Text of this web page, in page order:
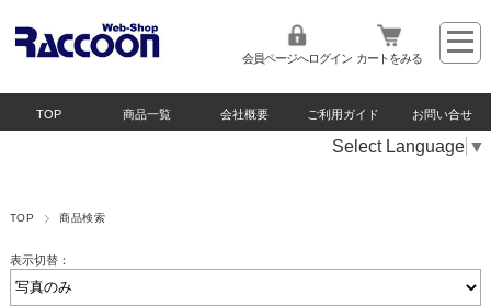
会員ページへログイン カートをみる
TOP 商品一覧 会社概要 ご利用ガイド お問い合せ
Select Language ▼
TOP 商品検索
表示切替：